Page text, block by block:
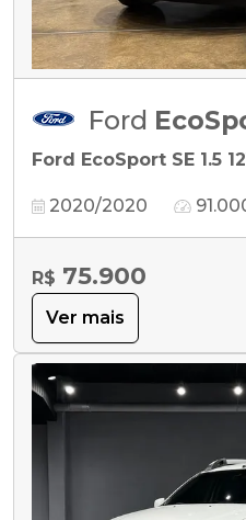
Ford
Ford EcoSport SE 1.5
2020/2020
R$ 75.900
Ver mais